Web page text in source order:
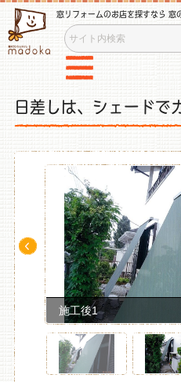
窓リフォームのお店を探すなら
日差しは、シェードで
施工後1